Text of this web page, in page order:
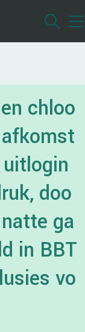
chloo
doo
ga
in BBT
vo